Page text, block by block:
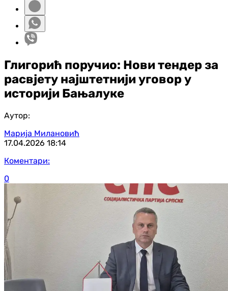
Глигорић поручио: Нови тендер за
расвјету најштетнији уговор у
историји Бањалуке
Аутор:
Марија Милановић
17.04.2026 18:14
Коментари:
0